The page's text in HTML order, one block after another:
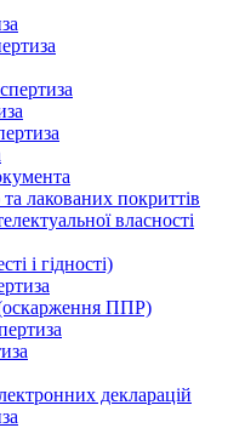
лакованих покриттів
власності
і гідності)
ППР)
декларацій